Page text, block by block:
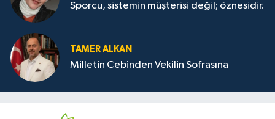
Sporcu, sistemin müşterisi değil; öznesidir.
TAMER ALKAN
Milletin Cebinden Vekilin Sofrasına